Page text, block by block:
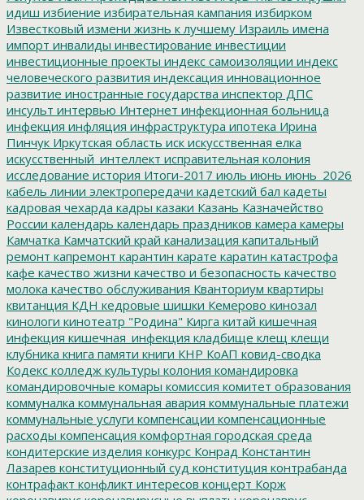
идиш избиение избирательная кампания избирком
Известковый измени жизнь к лучшему Израиль имена
импорт инвалиды инвестирование инвестиции
инвестиционные проекты индекс самоизоляции индекс
человеческого развития индексация инновационное
развитие иностранные государства инспектор ДПС
инсульт интервью Интернет инфекционная больница
инфекция инфляция инфраструктура ипотека Ирина
Пинчук Иркутская область иск искусственная елка
искусственный_интеллект исправительная колония
исследование история Итоги-2017 июль июнь июнь_2026
кабель линии электропередачи кадетский бал кадеты
кадровая чехарда кадры казаки Казань Казначейство
России календарь календарь праздников камера камеры
Камчатка Камчатский край канализация капитальный
ремонт капремонт карантин карате каратин катастрофа
кафе качество жизни качество и безопасность качество
молока качество обслуживания Кванториум квартиры
квитанция КДН кедровые шишки Кемерово кинозал
кинологи кинотеатр "Родина" Кирга китай кишечная
инфекция кишечная_инфекция кладбище клещ клещи
клубника книга памяти книги КНР КоАП ковид-сводка
Кодекс колледж культуры колония командировка
командировочные комары комиссия комитет образования
коммуналка коммунальная авария коммунальные платежи
коммунальные услуги компенсации компенсационные
расходы компенсация комфортная городская среда
кондитерские изделия конкурс Конрад Константин
Лазарев конституционный суд конституция контрабанда
контрафакт конфликт интересов концерт Корж